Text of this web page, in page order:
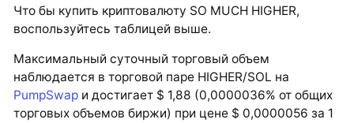
Что бы купить криптовалюту SO MUCH HIGHER,
воспользуйтесь таблицей выше.
Максимальный суточный торговый объем
наблюдается в торговой паре HIGHER/SOL на
PumpSwap и достигает $ 1,88 (0,0000036% от общих
торговых объемов биржи) при цене $ 0,0000056 за 1